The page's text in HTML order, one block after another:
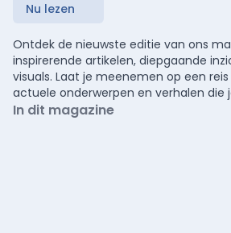
Nu lezen
Ontdek de nieuwste editie van ons
inspirerende artikelen, diepgaande
visuals. Laat je meenemen op een
actuele onderwerpen en verhalen die
In dit magazine